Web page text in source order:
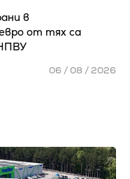
в
от тях са
06 / 08 / 2026